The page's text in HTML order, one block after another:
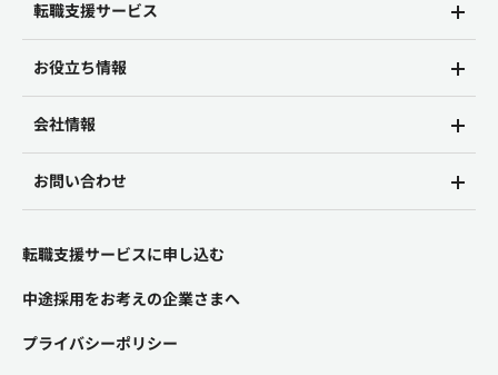
転職支援サービス
お役立ち情報
会社情報
お問い合わせ
転職支援サービスに申し込む
中途採用をお考えの企業さまへ
プライバシーポリシー